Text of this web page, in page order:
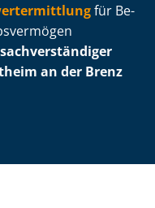
für Be­
an der Brenz